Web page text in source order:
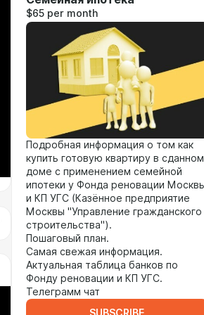
$65 per month
Подробная информация о том как
купить готовую квартиру в сданном
доме с применением семейной
ипотеки у Фонда реновации
и КП УГС (Казённое предприятие
Москвы "Управление гражданского
строительства").
Пошаговый план.
Самая свежая информация.
Актуальная таблица банков по
Фонду реновации и КП УГС.
Телеграмм чат